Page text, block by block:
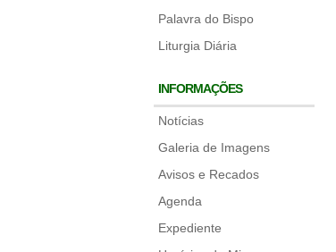
Palavra do Bispo
Liturgia Diária
INFORMAÇÕES
Notícias
Galeria de Imagens
Avisos e Recados
Agenda
Expediente